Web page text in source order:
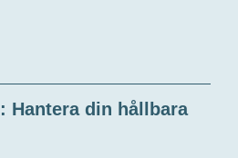
Hantera din hållbara